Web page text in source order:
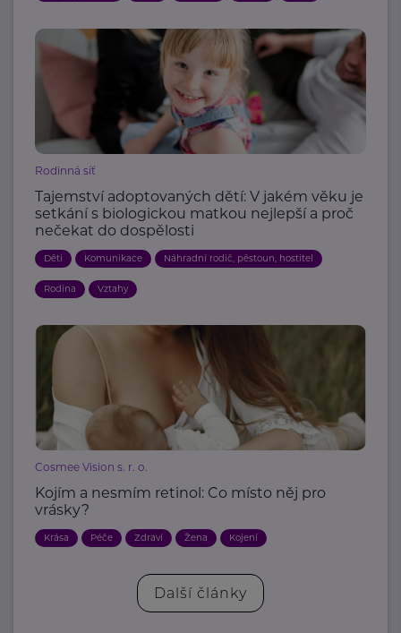
Rodinná síť
Tajemství adoptovaných dětí: V jakém věku je
setkání s biologickou matkou nejlepší a proč
nečekat do dospělosti
Děti Komunikace Náhradní rodič, pěstoun, hostitel
Rodina Vztahy
Cosmee Vision s. r. o.
Kojím a nesmím retinol: Co místo něj pro
vrásky?
Krása Péče Zdraví Žena Kojení
Další články